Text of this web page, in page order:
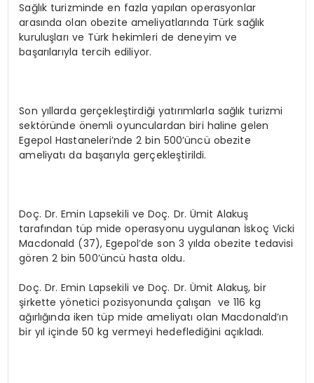
Sağlık turizminde en fazla yapılan operasyonlar
arasında olan obezite ameliyatlarında Türk sağlık
kuruluşları ve Türk hekimleri de deneyim ve
başarılarıyla tercih ediliyor.
Son yıllarda gerçekleştirdiği yatırımlarla sağlık turizmi
sektöründe önemli oyunculardan biri haline gelen
Egepol Hastaneleri’nde 2 bin 500’üncü obezite
ameliyatı da başarıyla gerçekleştirildi.
Doç. Dr. Emin Lapsekili ve Doç. Dr. Ümit Alakuş
tarafından tüp mide operasyonu uygulanan İskoç Vicki
Macdonald (37), Egepol’de son 3 yılda obezite tedavisi
gören 2 bin 500’üncü hasta oldu.
Doç. Dr. Emin Lapsekili ve Doç. Dr. Ümit Alakuş, bir
şirkette yönetici pozisyonunda çalışan ve 116 kg
ağırlığında iken tüp mide ameliyatı olan Macdonald’ın
bir yıl içinde 50 kg vermeyi hedeflediğini açıkladı.